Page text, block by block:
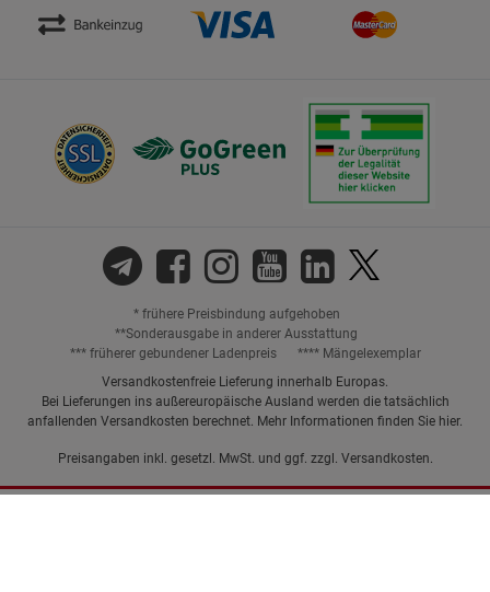
* frühere Preisbindung aufgehoben
**Sonderausgabe in anderer Ausstattung
*** früherer gebundener Ladenpreis
**** Mängelexemplar
Versandkostenfreie Lieferung innerhalb Europas.
Bei Lieferungen ins außereuropäische Ausland werden die tatsächlich
anfallenden Versandkosten berechnet. Mehr Informationen finden Sie hier.
Preisangaben inkl. gesetzl. MwSt. und ggf. zzgl. Versandkosten.